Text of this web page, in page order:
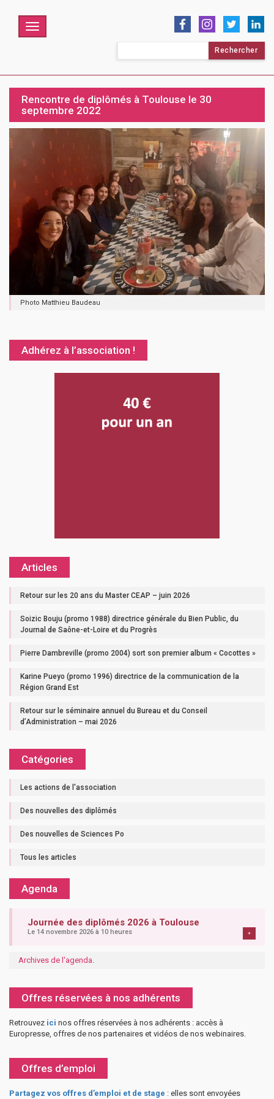
Menu
Rencontre de diplômés à Toulouse le 30
septembre 2022
Photo Matthieu Baudeau
Adhérez à l’association !
Articles
Retour sur les 20 ans du Master CEAP – juin 2026
Soizic Bouju (promo 1988) directrice générale du Bien Public, du
Journal de Saône-et-Loire et du Progrès
Pierre Dambreville (promo 2004) sort son premier album « Cocottes »
Karine Pueyo (promo 1996) directrice de la communication de la
Région Grand Est
Retour sur le séminaire annuel du Bureau et du Conseil
d’Administration – mai 2026
Catégories
Les actions de l'association
Des nouvelles des diplômés
Des nouvelles de Sciences Po
Tous les articles
Agenda
Journée des diplômés 2026 à Toulouse
Le 14 novembre 2026 à 10 heures +
Archives de l'agenda
Offres réservées à nos adhérents
Retrouvez ici nos offres réservées à nos adhérents : accès à
Europresse, offres de nos partenaires et vidéos de nos webinaires.
Offres d’emploi
Partagez vos offres d’emploi et de stage : elles sont envoyées